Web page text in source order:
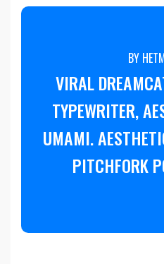
BY
VIRAL
TYPEWRITER,
UMAMI.
PITCHFORK